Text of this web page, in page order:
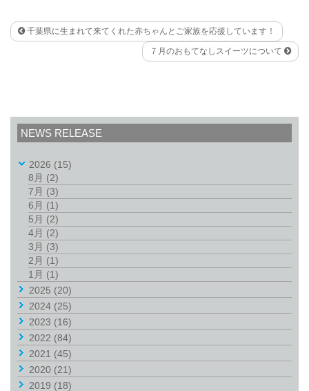
千葉県に生まれて来てくれた赤ちゃんとご家族を応援しています！
７月のおもてなしスイーツについて
NEWS RELEASE
2026 (15)
8月 (2)
7月 (3)
6月 (1)
5月 (2)
4月 (2)
3月 (3)
2月 (1)
1月 (1)
2025 (20)
2024 (25)
2023 (16)
2022 (84)
2021 (45)
2020 (21)
2019 (18)